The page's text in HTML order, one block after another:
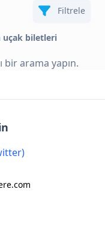
Filtrele
uçak biletleri
bir arama yapın.